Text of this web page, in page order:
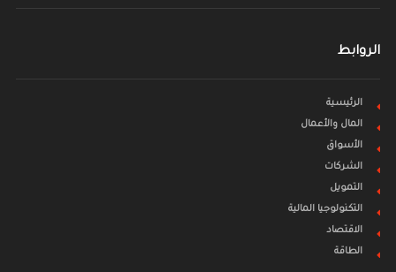
الروابط
الرئيسية
المال والأعمال
الأسواق
الشركات
التمويل
التكنولوجيا المالية
الاقتصاد
الطاقة